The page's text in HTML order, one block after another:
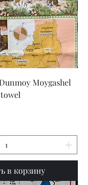
Moygashel
в корзину